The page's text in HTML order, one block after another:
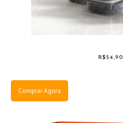
R$54,90
Comprar Agora